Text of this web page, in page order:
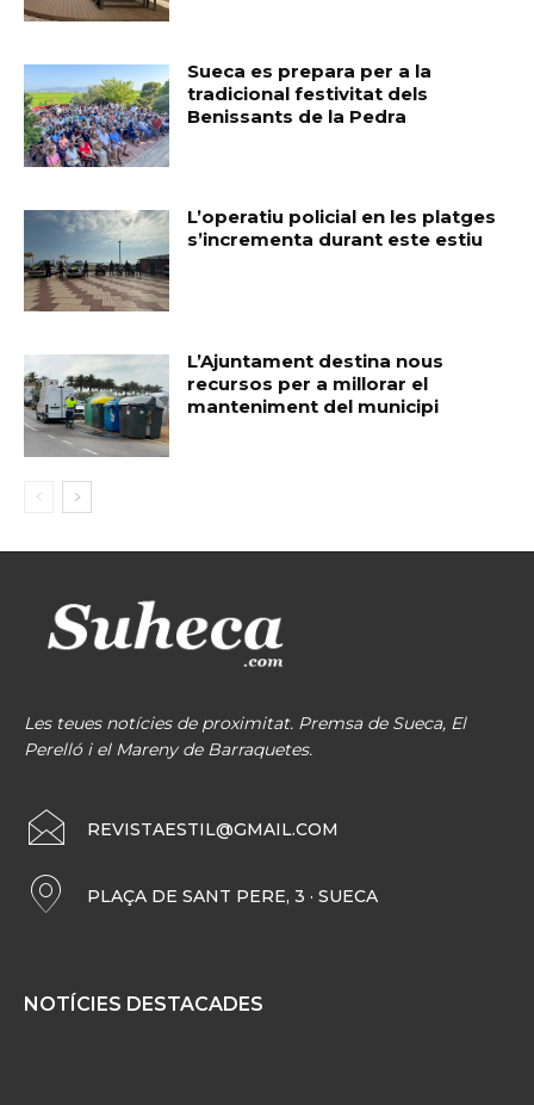
Sueca es prepara per a la
tradicional festivitat dels
Benissants de la Pedra
L’operatiu policial en les platges
s’incrementa durant este estiu
L’Ajuntament destina nous
recursos per a millorar el
manteniment del municipi
Les teues notícies de proximitat. Premsa de Sueca, El
Perelló i el Mareny de Barraquetes.
REVISTAESTIL@GMAIL.COM
PLAÇA DE SANT PERE, 3 · SUECA
NOTÍCIES DESTACADES